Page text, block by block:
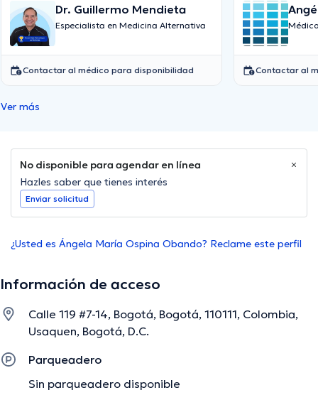
Dr. Guillermo Mendieta
Especialista en Medicina Alternativa
Contactar al médico para disponibilidad Contactar al
Ver más
No disponible para agendar en línea
Hazles saber que tienes interés
Enviar solicitud
¿Usted es Ángela María Ospina Obando? Reclame este perfil
Información de acceso
Calle 119 #7-14, Bogotá, Bogotá, 110111, Colombia,
Usaquen, Bogotá, D.C.
Parqueadero
Sin parqueadero disponible